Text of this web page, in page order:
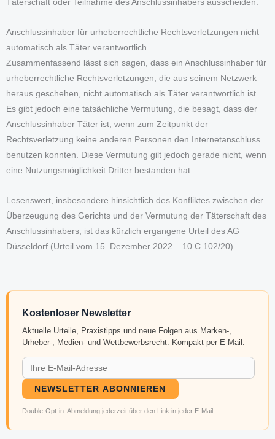
Täterschaft oder Teilnahme des Anschlussinhabers ausscheiden.
Anschlussinhaber für urheberrechtliche Rechtsverletzungen nicht
automatisch als Täter verantwortlich
Zusammenfassend lässt sich sagen, dass ein Anschlussinhaber für
urheberrechtliche Rechtsverletzungen, die aus seinem Netzwerk
heraus geschehen, nicht automatisch als Täter verantwortlich ist.
Es gibt jedoch eine tatsächliche Vermutung, die besagt, dass der
Anschlussinhaber Täter ist, wenn zum Zeitpunkt der
Rechtsverletzung keine anderen Personen den Internetanschluss
benutzen konnten. Diese Vermutung gilt jedoch gerade nicht, wenn
eine Nutzungsmöglichkeit Dritter bestanden hat.
Lesenswert, insbesondere hinsichtlich des Konfliktes zwischen der
Überzeugung des Gerichts und der Vermutung der Täterschaft des
Anschlussinhabers, ist das kürzlich ergangene Urteil des AG
Düsseldorf (Urteil vom 15. Dezember 2022 – 10 C 102/20).
Kostenloser Newsletter
Aktuelle Urteile, Praxistipps und neue Folgen aus Marken-,
Urheber-, Medien- und Wettbewerbsrecht. Kompakt per E-Mail.
NEWSLETTER ABONNIEREN
Double-Opt-in. Abmeldung jederzeit über den Link in jeder E-Mail.